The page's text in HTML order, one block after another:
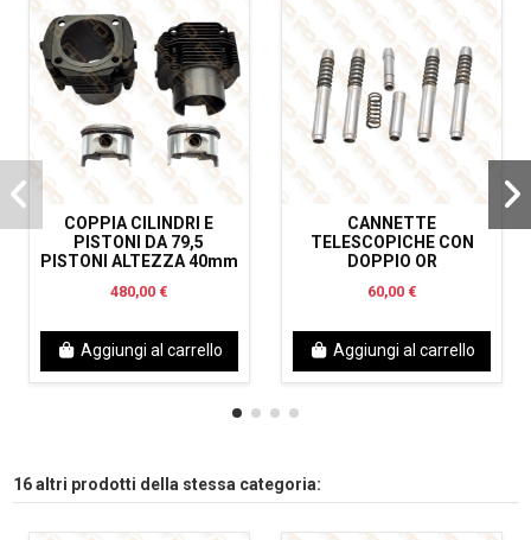
COPPIA CILINDRI E
PISTONI DA 79,5
PISTONI ALTEZZA 40mm
480,00 €
Aggiungi al carrello
CANNETTE
TELESCOPICHE CON
DOPPIO OR
60,00 €
Aggiungi al carrello
16 altri prodotti della stessa categoria: